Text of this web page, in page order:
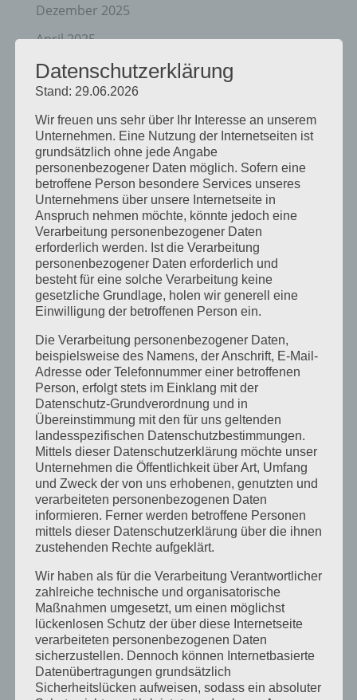
Dezember 2025
April 2025
März 2025
Februar 2025
Januar 2025
Dezember 2024
September 2024
August 2024
April 2024
März 2024
Januar 2024
November 2023
Oktober 2023
September 2023
Juli 2023
Juni 2023
Mai 2023
April 2023
März 2023
Februar 2023
Dezember 2022
November 2022
Oktober 2022
Datenschutzerklärung
Stand: 29.06.2026
Wir freuen uns sehr über Ihr Interesse an unserem
Unternehmen. Eine Nutzung der Internetseiten ist
grundsätzlich ohne jede Angabe
personenbezogener Daten möglich. Sofern eine
betroffene Person besondere Services unseres
Unternehmens über unsere Internetseite in
Anspruch nehmen möchte, könnte jedoch eine
Verarbeitung personenbezogener Daten
erforderlich werden. Ist die Verarbeitung
personenbezogener Daten erforderlich und
besteht für eine solche Verarbeitung keine
gesetzliche Grundlage, holen wir generell eine
Einwilligung der betroffenen Person ein.
Die Verarbeitung personenbezogener Daten,
beispielsweise des Namens, der Anschrift, E-Mail-
Adresse oder Telefonnummer einer betroffenen
Person, erfolgt stets im Einklang mit der
Datenschutz-Grundverordnung und in
Übereinstimmung mit den für uns geltenden
landesspezifischen Datenschutzbestimmungen.
Mittels dieser Datenschutzerklärung möchte unser
Unternehmen die Öffentlichkeit über Art, Umfang
und Zweck der von uns erhobenen, genutzten und
verarbeiteten personenbezogenen Daten
informieren. Ferner werden betroffene Personen
mittels dieser Datenschutzerklärung über die ihnen
zustehenden Rechte aufgeklärt.
Wir haben als für die Verarbeitung Verantwortlicher
zahlreiche technische und organisatorische
Maßnahmen umgesetzt, um einen möglichst
lückenlosen Schutz der über diese Internetseite
verarbeiteten personenbezogenen Daten
sicherzustellen. Dennoch können Internetbasierte
Datenübertragungen grundsätzlich
Sicherheitslücken aufweisen, sodass ein absoluter